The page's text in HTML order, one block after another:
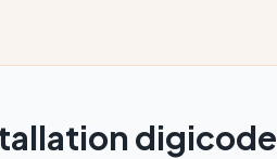
digicode